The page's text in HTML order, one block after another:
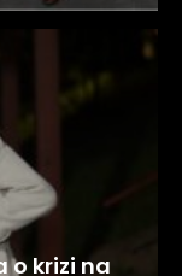
o krizi na